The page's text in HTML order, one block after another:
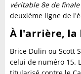
véritable 8e de
deuxième ligne de
À l'arrière,
Brice Dulin ou Scott
celui de numéro 15.